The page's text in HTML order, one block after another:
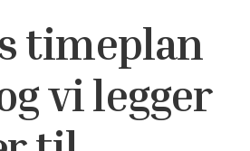
timeplan
vi legger